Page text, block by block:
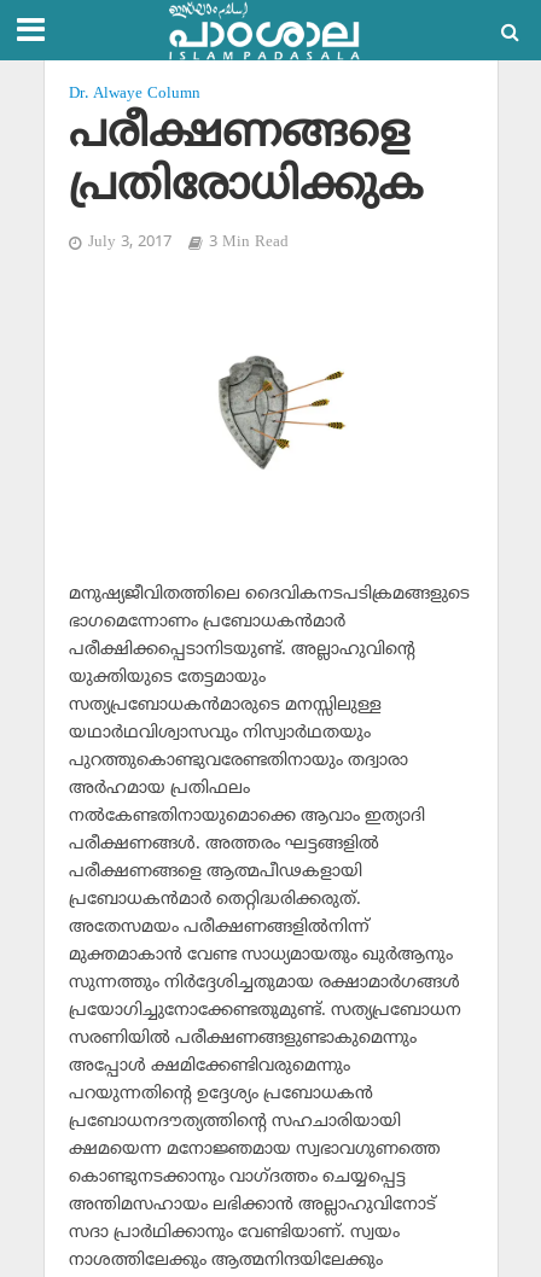
Dr. Alwaye Column
പരീക്ഷണങ്ങളെ
പ്രതിരോധിക്കുക
July 3, 2017 3 Min Read
മനുഷ്യജീവിതത്തിലെ ദൈവികനടപടിക്രമങ്ങളുടെ
ഭാഗമെന്നോണം പ്രബോധകന്‍മാര്‍
പരീക്ഷിക്കപ്പെടാനിടയുണ്ട്. അല്ലാഹുവിന്റെ
യുക്തിയുടെ തേട്ടമായും
സത്യപ്രബോധകന്‍മാരുടെ മനസ്സിലുള്ള
യഥാര്‍ഥവിശ്വാസവും നിസ്വാര്‍ഥതയും
പുറത്തുകൊണ്ടുവരേണ്ടതിനായും തദ്വാരാ
അര്‍ഹമായ പ്രതിഫലം
നല്‍കേണ്ടതിനായുമൊക്കെ ആവാം ഇത്യാദി
പരീക്ഷണങ്ങള്‍. അത്തരം ഘട്ടങ്ങളില്‍
പരീക്ഷണങ്ങളെ ആത്മപീഢകളായി
പ്രബോധകന്‍മാര്‍ തെറ്റിദ്ധരിക്കരുത്.
അതേസമയം പരീക്ഷണങ്ങളില്‍നിന്ന്
മുക്തമാകാന്‍ വേണ്ട സാധ്യമായതും ഖുര്‍ആനും
സുന്നത്തും നിര്‍ദ്ദേശിച്ചതുമായ രക്ഷാമാര്‍ഗങ്ങള്‍
പ്രയോഗിച്ചുനോക്കേണ്ടതുമുണ്ട്. സത്യപ്രബോധന
സരണിയില്‍ പരീക്ഷണങ്ങളുണ്ടാകുമെന്നും
അപ്പോള്‍ ക്ഷമിക്കേണ്ടിവരുമെന്നും
പറയുന്നതിന്റെ ഉദ്ദേശ്യം പ്രബോധകന്‍
പ്രബോധനദൗത്യത്തിന്റെ സഹചാരിയായി
ക്ഷമയെന്ന മനോജ്ഞമായ സ്വഭാവഗുണത്തെ
കൊണ്ടുനടക്കാനും വാഗ്ദത്തം ചെയ്യപ്പെട്ട
അന്തിമസഹായം ലഭിക്കാന്‍ അല്ലാഹുവിനോട്
സദാ പ്രാര്‍ഥിക്കാനും വേണ്ടിയാണ്. സ്വയം
നാശത്തിലേക്കും ആത്മനിന്ദയിലേക്കും